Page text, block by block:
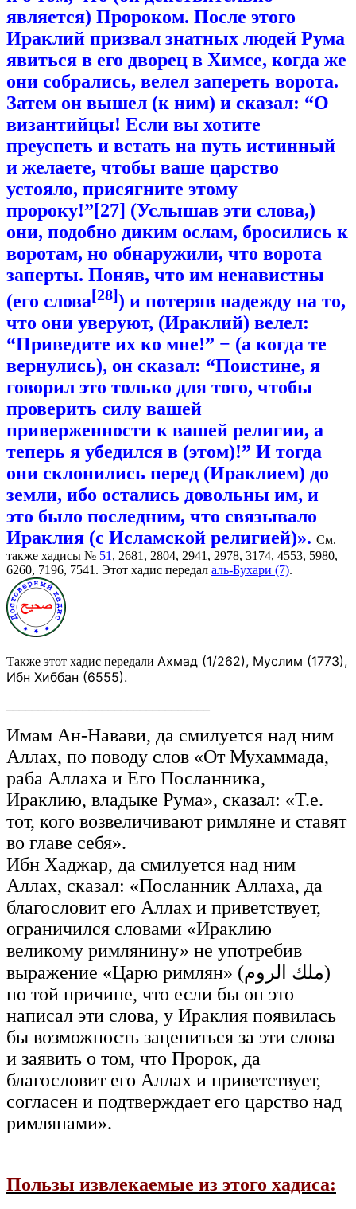
является) Пророком. После этого
Ираклий призвал знатных людей Рума
явиться в его дворец в Химсе, когда же
они собрались, велел запереть ворота.
Затем он вышел (к ним) и сказал: “О
византийцы! Если вы хотите
преуспеть и встать на путь истинный
и желаете, чтобы ваше царство
устояло, присягните этому
пророку!”[27] (Услышав эти слова,)
они, подобно диким ослам, бросились к
воротам, но обнаружили, что ворота
заперты. Поняв, что им ненавистны
(его слова[28]) и потеряв надежду на то,
что они уверуют, (Ираклий) велел:
“Приведите их ко мне!” − (а когда те
вернулись), он сказал: “Поистине, я
говорил это только для того, чтобы
проверить силу вашей
приверженности к вашей религии, а
теперь я убедился в (этом)!” И тогда
они склонились перед (Ираклием) до
земли, ибо остались довольны им, и
это было последним, что связывало
Ираклия (с Исламской религией)». См.
также хадисы № 51, 2681, 2804, 2941, 2978, 3174, 4553, 5980,
6260, 7196, 7541. Этот хадис передал аль-Бухари (7).
Также этот хадис передали Ахмад (1/262), Муслим (1773),
Ибн Хиббан (6555).
Имам Ан-Навави, да смилуется над ним
Аллах, по поводу слов «От Мухаммада,
раба Аллаха и Его Посланника,
Ираклию, владыке Рума», сказал: «Т.е.
тот, кого возвеличивают римляне и ставят
во главе себя».
Ибн Хаджар, да смилуется над ним
Аллах, сказал: «Посланник Аллаха, да
благословит его Аллах и приветствует,
ограничился словами «Ираклию
великому римлянину» не употребив
выражение «Царю римлян» (ملك الروم)
по той причине, что если бы он это
написал эти слова, у Ираклия появилась
бы возможность зацепиться за эти слова
и заявить о том, что Пророк, да
благословит его Аллах и приветствует,
согласен и подтверждает его царство над
римлянами».
Пользы извлекаемые из этого хадиса: